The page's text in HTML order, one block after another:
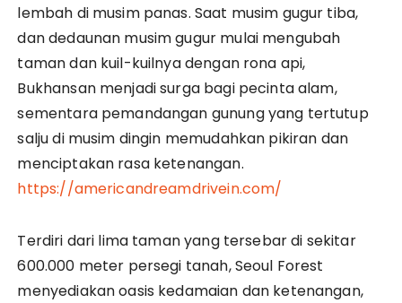
lembah di musim panas. Saat musim gugur tiba,
dan dedaunan musim gugur mulai mengubah
taman dan kuil-kuilnya dengan rona api,
Bukhansan menjadi surga bagi pecinta alam,
sementara pemandangan gunung yang tertutup
salju di musim dingin memudahkan pikiran dan
menciptakan rasa ketenangan.
https://americandreamdrivein.com/
Terdiri dari lima taman yang tersebar di sekitar
600.000 meter persegi tanah, Seoul Forest
menyediakan oasis kedamaian dan ketenangan,